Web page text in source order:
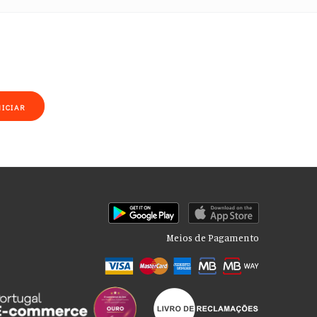
Meios de Pagamento